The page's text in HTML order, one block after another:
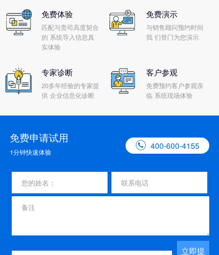
免费体验
匹配与贵司高度契合
的 系统导入信息真
实体验
免费演示
与销售顾问预约时间
我 们登门为您演示
专家诊断
20多年经验的专家提
供 企业信息化诊断
客户参观
免费预约客户参观亲
临 系统现场体验
免费申请试用
1分钟快速体验
 400-600-4155
立即提